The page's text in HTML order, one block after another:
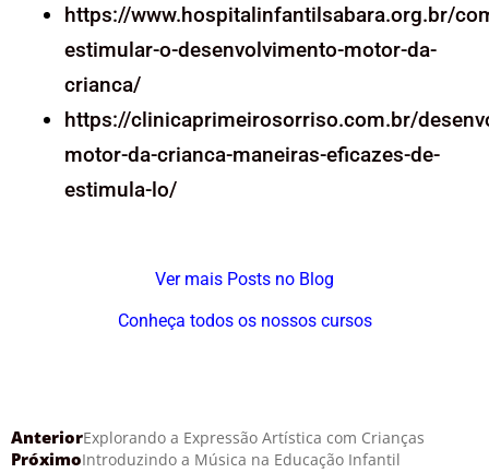
https://www.hospitalinfantilsabara.org.br/
estimular-o-desenvolvimento-motor-da-
crianca/
https://clinicaprimeirosorriso.com.br/
motor-da-crianca-maneiras-eficazes-de-
estimula-lo/
Ver mais Posts no Blog
Conheça todos os nossos cursos
AnteriorExplorando a Expressão Artística com Crianças
PróximoIntroduzindo a Música na Educação Infantil